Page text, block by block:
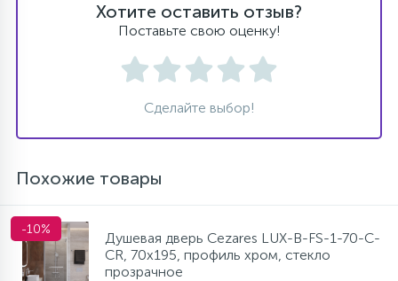
Хотите оставить отзыв?
Поставьте свою оценку!
Сделайте выбор!
Похожие товары
-10%
Душевая дверь Cezares LUX-B-FS-1-70-C-
CR, 70х195, профиль хром, стекло
прозрачное